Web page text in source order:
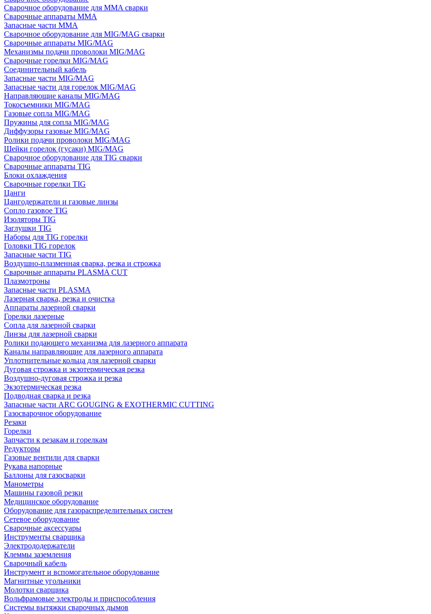
Сварочное оборудование для MMA сварки
Сварочные аппараты MMA
Запасные части MMA
Сварочное оборудование для MIG/MAG сварки
Сварочные аппараты MIG/MAG
Механизмы подачи проволоки MIG/MAG
Сварочные горелки MIG/MAG
Соединительный кабель
Запасные части MIG/MAG
Запасные части для горелок MIG/MAG
Направляющие каналы MIG/MAG
Токосъемники MIG/MAG
Газовые сопла MIG/MAG
Пружины для сопла MIG/MAG
Диффузоры газовые MIG/MAG
Ролики подачи проволоки MIG/MAG
Шейки горелок (гусаки) MIG/MAG
Сварочное оборудование для TIG сварки
Сварочные аппараты TIG
Блоки охлаждения
Сварочные горелки TIG
Цанги
Цангодержатели и газовые линзы
Сопло газовое TIG
Изоляторы TIG
Заглушки TIG
Наборы для TIG горелки
Головки TIG горелок
Запасные части TIG
Воздушно-плазменная сварка, резка и строжка
Сварочные аппараты PLASMA CUT
Плазмотроны
Запасные части PLASMA
Лазерная сварка, резка и очистка
Аппараты лазерной сварки
Горелки лазерные
Сопла для лазерной сварки
Линзы для лазерной сварки
Ролики подающего механизма для лазерного аппарата
Каналы направляющие для лазерного аппарата
Уплотнительные кольца для лазерной сварки
Дуговая строжка и экзотермическая резка
Воздушно-дуговая строжка и резка
Экзотермическая резка
Подводная сварка и резка
Запасные части ARC GOUGING & EXOTHERMIC CUTTING
Газосварочное оборудование
Резаки
Горелки
Запчасти к резакам и горелкам
Редукторы
Газовые вентили для сварки
Рукава напорные
Баллоны для газосварки
Манометры
Машины газовой резки
Медицинское оборудование
Оборудование для газораспределительных систем
Сетевое оборудование
Сварочные аксессуары
Инструменты сварщика
Электрододержатели
Клеммы заземления
Сварочный кабель
Инструмент и вспомогательное оборудование
Магнитные угольники
Молотки сварщика
Вольфрамовые электроды и приспособления
Системы вытяжки сварочных дымов